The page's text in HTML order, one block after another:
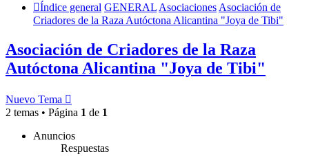
Índice general GENERAL Asociaciones Asociación de
Criadores de la Raza Autóctona Alicantina "Joya de Tibi"
Asociación de Criadores de la Raza
Autóctona Alicantina "Joya de Tibi"
Nuevo Tema
2 temas • Página 1 de 1
Anuncios
Respuestas